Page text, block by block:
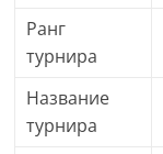
Ранг
турнира
Название
турнира